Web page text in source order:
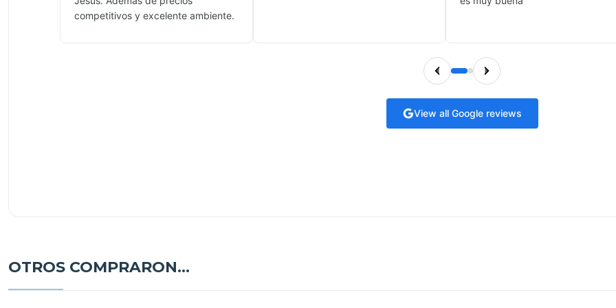
competitivos y excelente ambiente.
View all Google reviews
OTROS COMPRARON...